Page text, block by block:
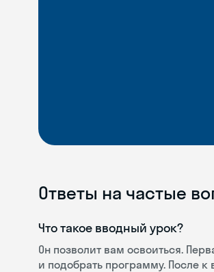
Ответы на частые
Что такое вводный урок?
Он позволит вам освоиться.
и подобрать программу. После